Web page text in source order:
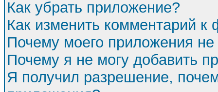
Как убрать приложение?
Как изменить комментарий к
Почему моего приложения не
Почему я не могу добавить
Я получил разрешение,